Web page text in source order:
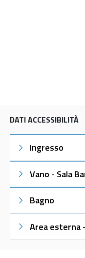
DATI ACCESSIBILITÀ
Ingresso
Vano - Sala
Bagno
Area esterna